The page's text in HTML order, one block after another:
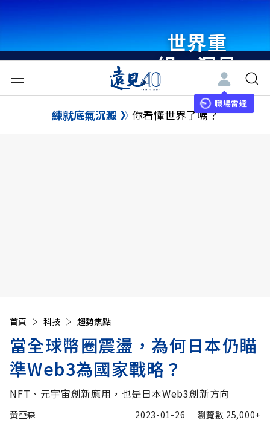
世界重
組・洞見
未來 與
世界領袖
職場雷達
練就底氣沉澱 你看懂世界了嗎？
首頁 科技 趨勢焦點
當全球幣圈震盪，為何日本仍瞄
準Web3為國家戰略？
NFT、元宇宙創新應用，也是日本Web3創新方向
黃亞森 2023-01-26 瀏覽數 25,000+